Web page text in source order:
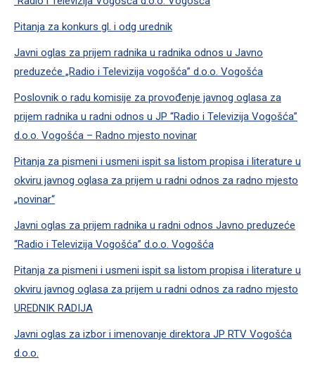
Pitanja za konkurs gl. i odg urednik
Javni oglas za prijem radnika u radnika odnos u Javno
preduzeće „Radio i Televizija vogošća” d.o.o. Vogošća
Poslovnik o radu komisije za provođenje javnog oglasa za
prijem radnika u radni odnos u JP “Radio i Televizija Vogošća”
d.o.o. Vogošća – Radno mjesto novinar
Pitanja za pismeni i usmeni ispit sa listom propisa i literature u
okviru javnog oglasa za prijem u radni odnos za radno mjesto
„novinar“
Javni oglas za prijem radnika u radni odnos Javno preduzeće
“Radio i Televizija Vogošća” d.o.o. Vogošća
Pitanja za pismeni i usmeni ispit sa listom propisa i literature u
okviru javnog oglasa za prijem u radni odnos za radno mjesto
UREDNIK RADIJA
Javni oglas za izbor i imenovanje direktora JP RTV Vogošća
d.o.o.